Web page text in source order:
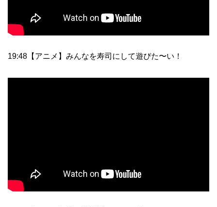
19:48【アニメ】みんなを寿司にして遊びた〜い！